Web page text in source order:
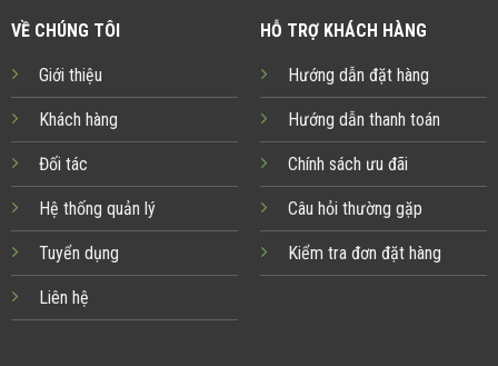
VỀ CHÚNG TÔI
Giới thiệu
Khách hàng
Đối tác
Hệ thống quản lý
Tuyển dụng
Liên hệ
HỖ TRỢ KHÁCH HÀNG
Hướng dẫn đặt hàng
Hướng dẫn thanh toán
Chính sách ưu đãi
Câu hỏi thường gặp
Kiểm tra đơn đặt hàng